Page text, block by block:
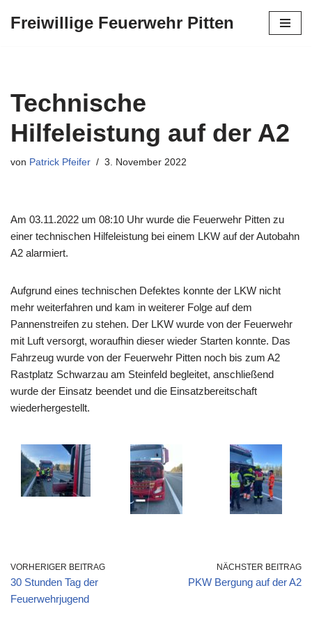
Freiwillige Feuerwehr Pitten
Technische
Hilfeleistung auf der A2
von Patrick Pfeifer 3. November 2022
Am 03.11.2022 um 08:10 Uhr wurde die Feuerwehr Pitten zu
einer technischen Hilfeleistung bei einem LKW auf der Autobahn
A2 alarmiert.
Aufgrund eines technischen Defektes konnte der LKW nicht
mehr weiterfahren und kam in weiterer Folge auf dem
Pannenstreifen zu stehen. Der LKW wurde von der Feuerwehr
mit Luft versorgt, woraufhin dieser wieder Starten konnte. Das
Fahrzeug wurde von der Feuerwehr Pitten noch bis zum A2
Rastplatz Schwarzau am Steinfeld begleitet, anschließend
wurde der Einsatz beendet und die Einsatzbereitschaft
wiederhergestellt.
VORHERIGER BEITRAG
30 Stunden Tag der
Feuerwehrjugend
NÄCHSTER BEITRAG
PKW Bergung auf der A2